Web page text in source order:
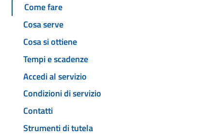
Come fare
Cosa serve
Cosa si ottiene
Tempi e scadenze
Accedi al servizio
Condizioni di servizio
Contatti
Strumenti di tutela